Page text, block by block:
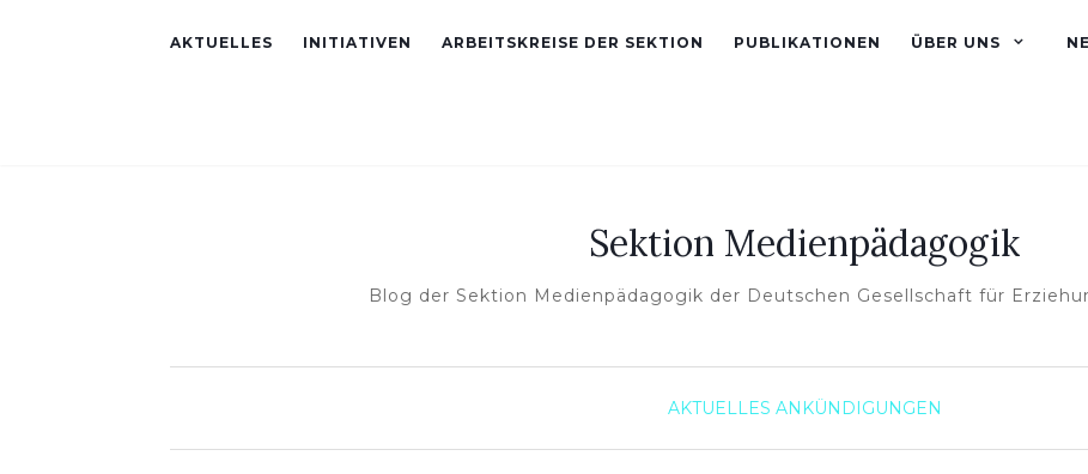
AKTUELLES INITIATIVEN ARBEITSKREISE DER SEKTION PUBLIKATIONEN ÜBER UNS
Sektion Medienpädagogik
Blog der Sektion Medienpädagogik der Deutschen Gesellschaft für
AKTUELLES ANKÜNDIGUNGEN